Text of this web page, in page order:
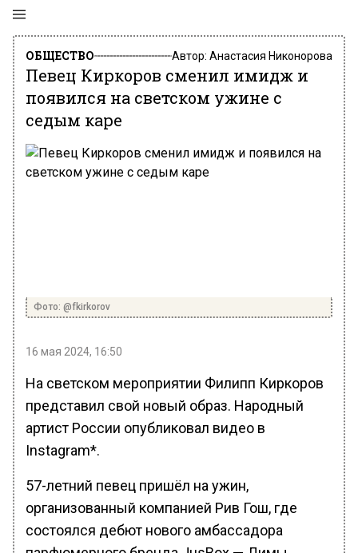
ОБЩЕСТВО Автор: Анастасия Никонорова
Певец Киркоров сменил имидж и
появился на светском ужине с
седым каре
Фото: @fkirkorov
16 мая 2024, 16:50
На светском мероприятии Филипп Киркоров
представил свой новый образ. Народный
артист России опубликовал видео в
Instagram*.
57-летний певец пришёл на ужин,
организованный компанией Рив Гош, где
состоялся дебют нового амбассадора